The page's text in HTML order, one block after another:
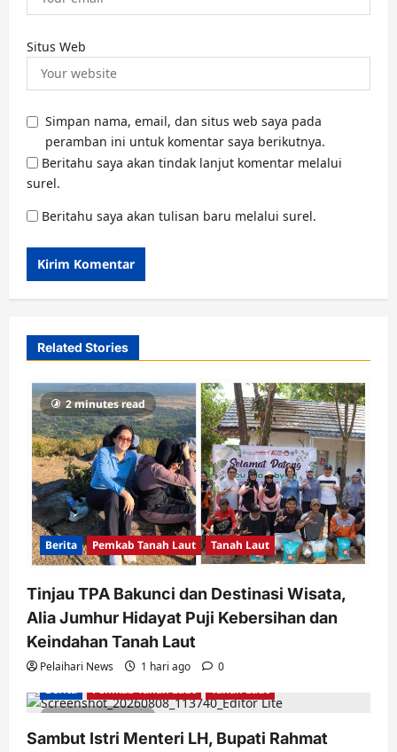
Situs Web
Simpan nama, email, dan situs web saya pada
peramban ini untuk komentar saya berikutnya.
Beritahu saya akan tindak lanjut komentar melalui
surel.
Beritahu saya akan tulisan baru melalui surel.
Related Stories
2 minutes read
Berita Pemkab Tanah Laut Tanah Laut
Tinjau TPA Bakunci dan Destinasi Wisata,
Alia Jumhur Hidayat Puji Kebersihan dan
Keindahan Tanah Laut
Pelaihari News 1 hari ago 0
2 minutes read
Berita Pemkab Tanah Laut Tanah Laut
Sambut Istri Menteri LH, Bupati Rahmat